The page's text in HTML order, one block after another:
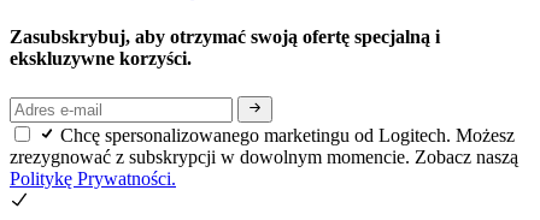
Zasubskrybuj, aby otrzymać swoją ofertę specjalną i
ekskluzywne korzyści.
Chcę spersonalizowanego marketingu od Logitech. Możesz
zrezygnować z subskrypcji w dowolnym momencie. Zobacz naszą
Politykę Prywatności.